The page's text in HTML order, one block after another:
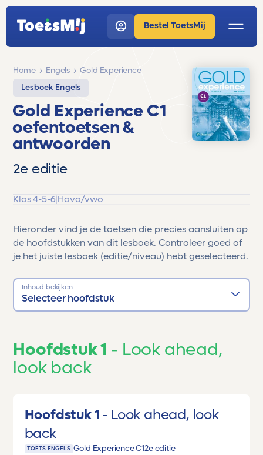
Bestel ToetsMij
Home Engels
Gold Experience
Lesboek Engels
Gold Experience C1
oefentoetsen &
antwoorden
2e editie
Klas 4-5-6|Havo/vwo
Hieronder vind je de toetsen die precies aansluiten op
de hoofdstukken van dit lesboek. Controleer goed of
je het juiste lesboek (editie/niveau) hebt geselecteerd.
Inhoud bekijken
Selecteer hoofdstuk
Hoofdstuk 1
Look ahead,
look back
Hoofdstuk 1
Look ahead, look
back
TOETS ENGELS Gold Experience C12e editie